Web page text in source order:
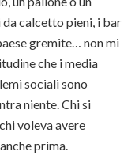
calcetto pieni, i bar
gremite… non mi
che i media
sociali sono
niente. Chi si
voleva avere
prima.